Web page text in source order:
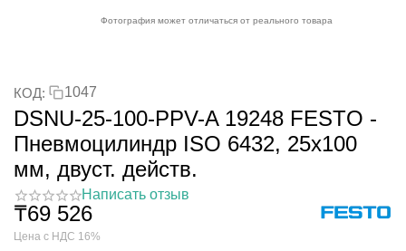
Фотография может отличаться от реального товара
КОД: 1047
DSNU-25-100-PPV-A 19248 FESTO -
Пневмоцилиндр ISO 6432, 25x100
мм, двуст. действ.
Написать отзыв
₸69 526
Цена с НДС 16%